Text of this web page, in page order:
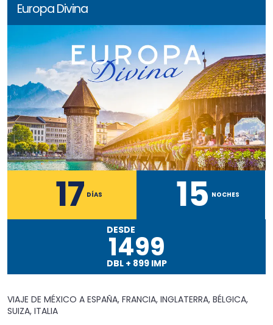
Europa Divina
17 DÍAS 15 NOCHES
DESDE
1499
DBL+ 899IMP
VIAJE DE MÉXICO A ESPAÑA, FRANCIA, INGLATERRA, BÉLGICA,
SUIZA, ITALIA